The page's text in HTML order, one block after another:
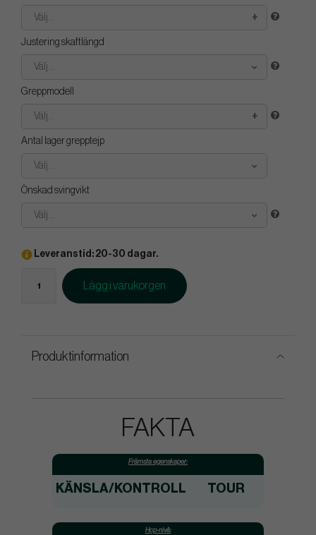
Välj...
Justering skaftlängd
Välj...
Greppmodell
Välj...
Antal lager grepptejp
Välj...
Önskad svingvikt
Välj...
Leveranstid: 20-30 dagar.
Lägg i varukorgen
Produktinformation
FAKTA
Främsta egenskaper:
KÄNSLA/KONTROLL TOUR
Hcp-nivå: